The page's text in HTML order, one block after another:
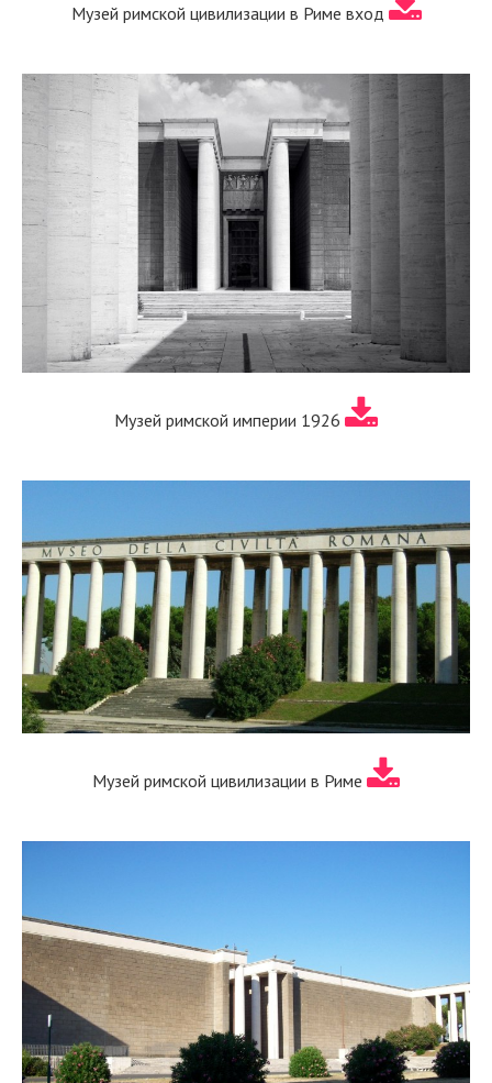
Музей римской цивилизации в Риме вход
Музей римской империи 1926
Музей римской цивилизации в Риме